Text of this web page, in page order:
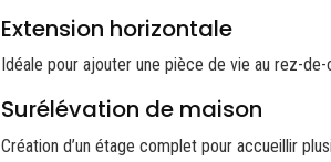
Extension horizontale
Idéale pour ajouter une pièce de vie au rez-
Surélévation de maison
Création d’un étage complet pour accueillir